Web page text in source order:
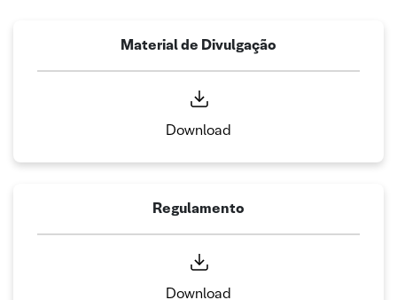
Material de Divulgação
Download
Regulamento
Download